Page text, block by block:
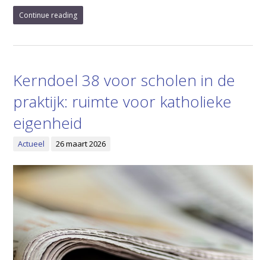
Continue reading
Kerndoel 38 voor scholen in de
praktijk: ruimte voor katholieke
eigenheid
Actueel 26 maart 2026